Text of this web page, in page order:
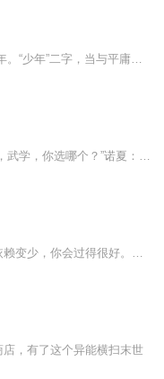
，有了这个异能横扫末世